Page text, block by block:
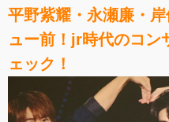
平野紫耀・永瀬廉・
ュー前！jr時代のコン
ェック！